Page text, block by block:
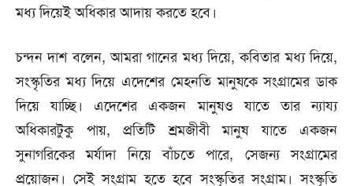
মধ্য দিয়েই অধিকার আদায় করতে হবে।
চন্দন দাশ বলেন, আমরা গানের মধ্য দিয়ে, কবিতার মধ্য দিয়ে,
সংস্কৃতির মধ্য দিয়ে এদেশের মেহনতি মানুষকে সংগ্রামের ডাক
দিয়ে যাচ্ছি। এদেশের একজন মানুষও যাতে তার ন্যায্য
অধিকারটুকু পায়, প্রতিটি শ্রমজীবী মানুষ যাতে একজন
সুনাগরিকের মর্যাদা নিয়ে বাঁচতে পারে, সেজন্য সংগ্রামের
প্রয়োজন। সেই সংগ্রাম হতে হবে সংস্কৃতির সংগ্রাম। সংস্কৃতি